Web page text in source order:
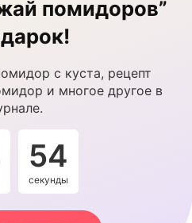
помидоров”
с куста, рецепт
и многое другое в
54
секунды